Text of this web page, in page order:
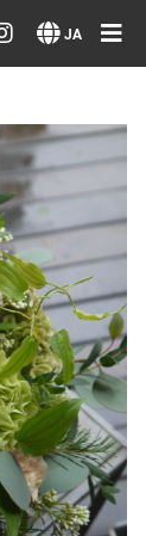
JA